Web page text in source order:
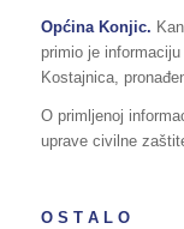
Općina Konjic.
primio je
Kostajnica,
O primljenoj
uprave civilne
O S T A L O